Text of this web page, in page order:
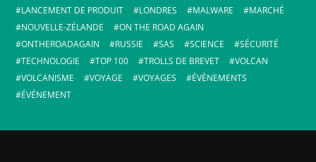
LANCEMENT DE PRODUIT
LONDRES MALWARE
MARCHÉ
NOUVELLE-ZÉLANDE
ON THE ROAD AGAIN
ONTHEROADAGAIN
RUSSIE SAS SCIENCE
SÉCURITÉ
TECHNOLOGIE
TOP 100 TROLLS DE BREVET
VOLCAN
VOLCANISME
VOYAGE VOYAGES
ÉVÈNEMENTS
ÉVÉNEMENT